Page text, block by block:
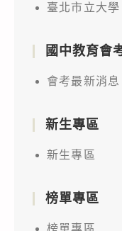
臺北市立大學
國中教育會
會考最新消息
新生專區
新生專區
榜單專區
榜單專區